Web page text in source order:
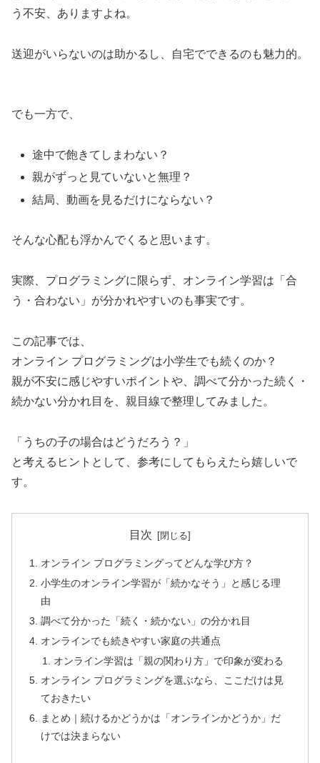
う不安、ありますよね。
送迎がいらないのは助かるし、自宅でできるのも魅力的。
でも一方で、
途中で飽きてしまわない？
親がずっと見ていないと無理？
結局、動画を見るだけにならない？
そんな心配も浮かんでくると思います。
実際、プログラミングに限らず、オンライン学習は「合
う・合わない」が分かれやすいのも事実です。
この記事では、
オンライン プログラミングは小学生でも続くのか？
親が不安に感じやすいポイントや、調べて分かった続く・
続かない分かれ目を、親目線で整理してみました。
「うちの子の場合はどうだろう？」
と考えるヒントとして、参考にしてもらえたら嬉しいで
す。
目次
オンライン プログラミングってどんな学び方？
小学生のオンライン学習が「続かなそう」と感じる理
由
調べて分かった「続く・続かない」の分かれ目
オンラインでも続きやすい家庭の共通点
オンライン学習は「親の関わり方」で印象が変わる
オンライン プログラミングを選ぶなら、ここだけは見
ておきたい
まとめ｜続けるかどうかは「オンラインかどうか」だ
けでは決まらない